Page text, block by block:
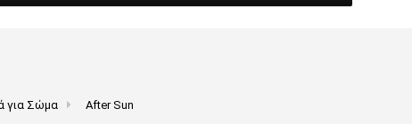
για Σώμα After Sun